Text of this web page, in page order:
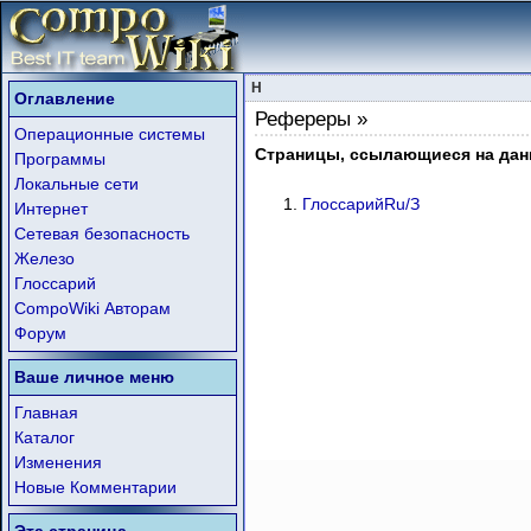
Оглавление
Операционные системы
Программы
Локальные сети
Интернет
Сетевая безопасность
Железо
Глоссарий
CompoWiki Авторам
Форум
Ваше личное меню
Главная
Каталог
Изменения
Новые Комментарии
H
Рефереры »
Страницы, ссылающиеся на
ГлоссарийRu/З